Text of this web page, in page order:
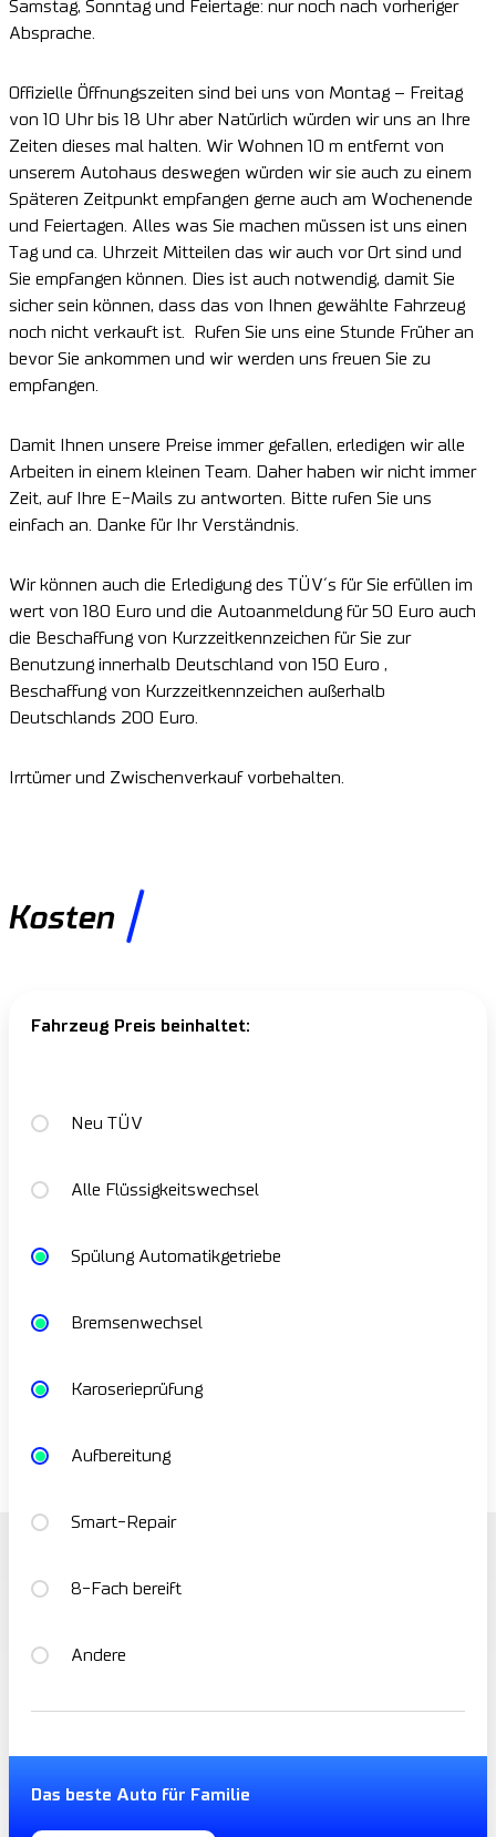
Samstag, Sonntag und Feiertage: nur noch nach vorheriger
Absprache.
Offizielle Öffnungszeiten sind bei uns von Montag – Freitag
von 10 Uhr bis 18 Uhr aber Natürlich würden wir uns an Ihre
Zeiten dieses mal halten. Wir Wohnen 10 m entfernt von
unserem Autohaus deswegen würden wir sie auch zu einem
Späteren Zeitpunkt empfangen gerne auch am Wochenende
und Feiertagen. Alles was Sie machen müssen ist uns einen
Tag und ca. Uhrzeit Mitteilen das wir auch vor Ort sind und
Sie empfangen können. Dies ist auch notwendig, damit Sie
sicher sein können, dass das von Ihnen gewählte Fahrzeug
noch nicht verkauft ist. Rufen Sie uns eine Stunde Früher an
bevor Sie ankommen und wir werden uns freuen Sie zu
empfangen.
Damit Ihnen unsere Preise immer gefallen, erledigen wir alle
Arbeiten in einem kleinen Team. Daher haben wir nicht immer
Zeit, auf Ihre E-Mails zu antworten. Bitte rufen Sie uns
einfach an. Danke für Ihr Verständnis.
Wir können auch die Erledigung des TÜV´s für Sie erfüllen im
wert von 180 Euro und die Autoanmeldung für 50 Euro auch
die Beschaffung von Kurzzeitkennzeichen für Sie zur
Benutzung innerhalb Deutschland von 150 Euro ,
Beschaffung von Kurzzeitkennzeichen außerhalb
Deutschlands 200 Euro.
Irrtümer und Zwischenverkauf vorbehalten.
Kosten
Fahrzeug Preis beinhaltet:
Neu TÜV
Alle Flüssigkeitswechsel
Spülung Automatikgetriebe
Bremsenwechsel
Karoserieprüfung
Aufbereitung
Smart-Repair
8-Fach bereift
Andere
Das beste Auto für Familie